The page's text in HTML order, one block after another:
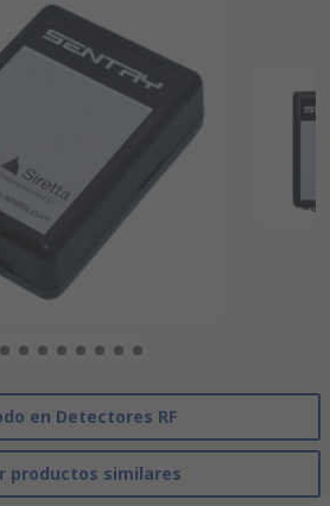
en Detectores RF
productos similares